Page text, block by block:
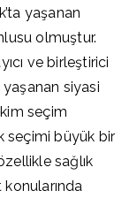
yaşanan
olmuştur.
ve birleştirici
siyasi
seçim
seçimi büyük bir
sağlık